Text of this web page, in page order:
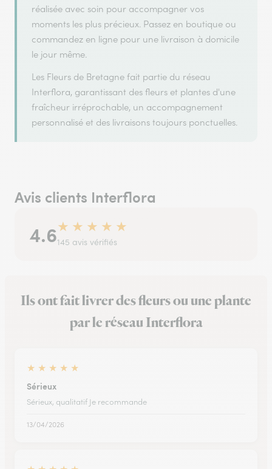
réalisée avec soin pour accompagner vos
moments les plus précieux. Passez en boutique ou
commandez en ligne pour une livraison à domicile
le jour même.
Les Fleurs de Bretagne fait partie du réseau
Interflora, garantissant des fleurs et plantes d'une
fraîcheur irréprochable, un accompagnement
personnalisé et des livraisons toujours ponctuelles.
Avis clients Interflora
4.6★ ★ ★ ★ ★
145 avis vérifiés
Ils ont fait livrer des fleurs ou une plante
par le réseau Interflora
★ ★ ★ ★ ★
Sérieux
Sérieux, qualitatif Je recommande
13/04/2026